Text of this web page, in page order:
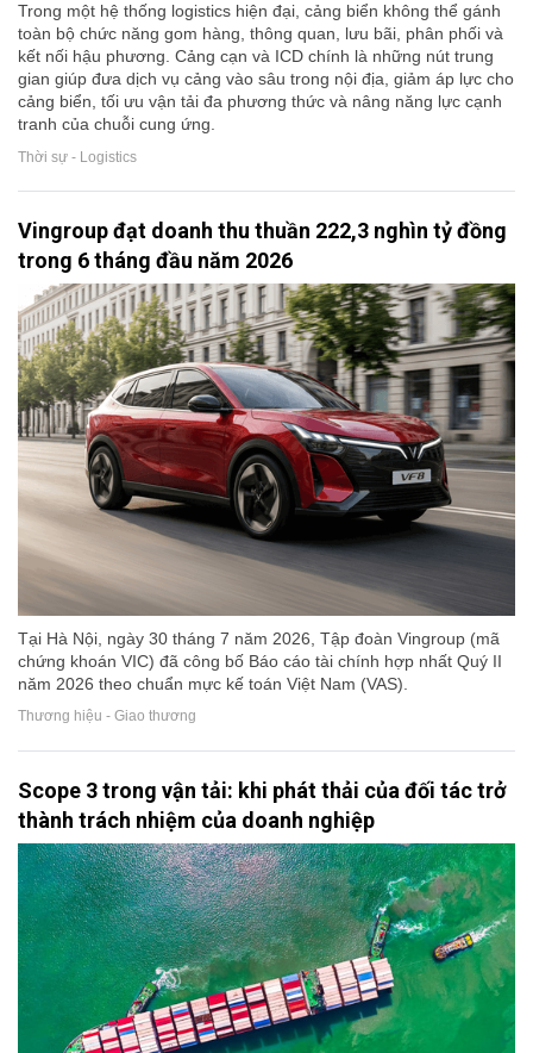
Trong một hệ thống logistics hiện đại, cảng biển không thể gánh
toàn bộ chức năng gom hàng, thông quan, lưu bãi, phân phối và
kết nối hậu phương. Cảng cạn và ICD chính là những nút trung
gian giúp đưa dịch vụ cảng vào sâu trong nội địa, giảm áp lực cho
cảng biển, tối ưu vận tải đa phương thức và nâng năng lực cạnh
tranh của chuỗi cung ứng.
Thời sự - Logistics
Vingroup đạt doanh thu thuần 222,3 nghìn tỷ đồng
trong 6 tháng đầu năm 2026
Tại Hà Nội, ngày 30 tháng 7 năm 2026, Tập đoàn Vingroup (mã
chứng khoán VIC) đã công bố Báo cáo tài chính hợp nhất Quý II
năm 2026 theo chuẩn mực kế toán Việt Nam (VAS).
Thương hiệu - Giao thương
Scope 3 trong vận tải: khi phát thải của đối tác trở
thành trách nhiệm của doanh nghiệp